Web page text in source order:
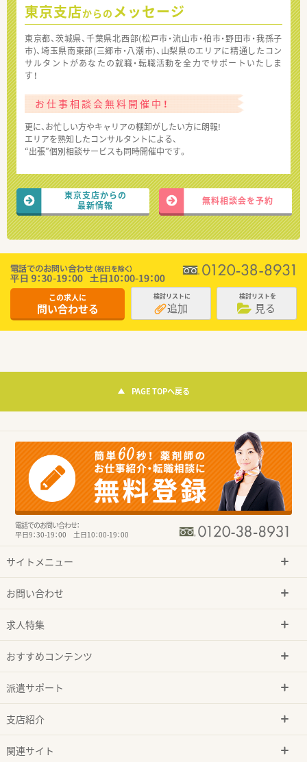
東京支店からの メッセージ
東京都、茨城県、千葉県北西部(松戸市・流山市・柏市・野田市・我孫子
市)、埼玉県南東部(三郷市・八潮市)、山梨県のエリアに精通したコン
サルタントがあなたの就職・転職活動を全力でサポートいたしま
す！
お仕事相談会無料開催中！
更に、お忙しい方やキャリアの棚卸がしたい方に朗報!
エリアを熟知したコンサルタントによる、
“出張”個別相談サービスも同時開催中です。
東京支店からの
最新情報
無料相談会を予約
この求人に
問い合わせる
検討リストに
追加
検討リストを
見る
PAGE TOPへ戻る
電話でのお問い合わせ：
平日9：30-19：00 土日10：00-19：00
サイトメニュー
お問い合わせ
求人特集
おすすめコンテンツ
派遣サポート
支店紹介
関連サイト